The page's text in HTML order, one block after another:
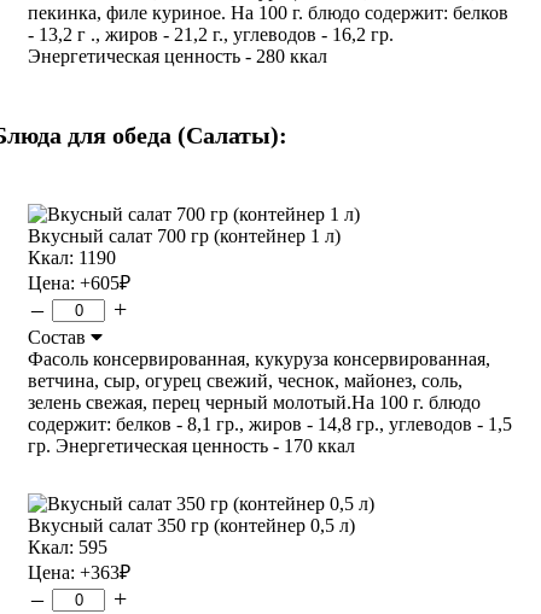
пекинка, филе куриное. На 100 г. блюдо содержит: белков
- 13,2 г ., жиров - 21,2 г., углеводов - 16,2 гр.
Энергетическая ценность - 280 ккал
для обеда (Салаты):
Вкусный салат 700 гр (контейнер 1 л)
Ккал: 1190
Цена: +605₽
– +
Состав
Фасоль консервированная, кукуруза консервированная,
ветчина, сыр, огурец свежий, чеснок, майонез, соль,
зелень свежая, перец черный молотый.На 100 г. блюдо
содержит: белков - 8,1 гр., жиров - 14,8 гр., углеводов - 1,5
гр. Энергетическая ценность - 170 ккал
Вкусный салат 350 гр (контейнер 0,5 л)
Ккал: 595
Цена: +363₽
– +